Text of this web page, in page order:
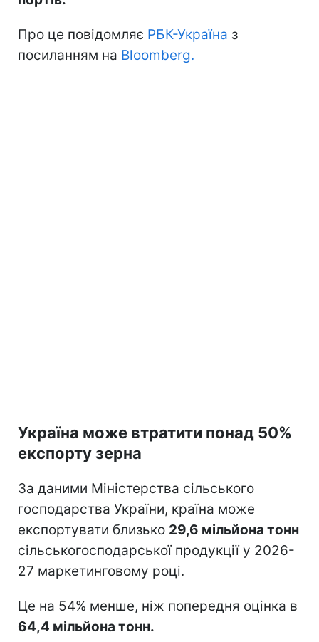
Про це повідомляє РБК-Україна з
посиланням на Bloomberg.
Україна може втратити понад 50%
експорту зерна
За даними Міністерства сільського
господарства України, країна може
експортувати близько 29,6 мільйона тонн
сільськогосподарської продукції у 2026-
27 маркетинговому році.
Це на 54% менше, ніж попередня оцінка в
64,4 мільйона тонн.